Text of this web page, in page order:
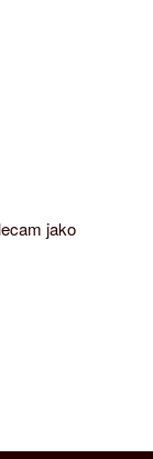
jako